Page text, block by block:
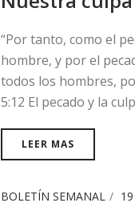
“Por tanto, como el
hombre, y por el
todos los hombres,
5:12 El pecado y la
LEER MAS
BOLETÍN SEMANAL